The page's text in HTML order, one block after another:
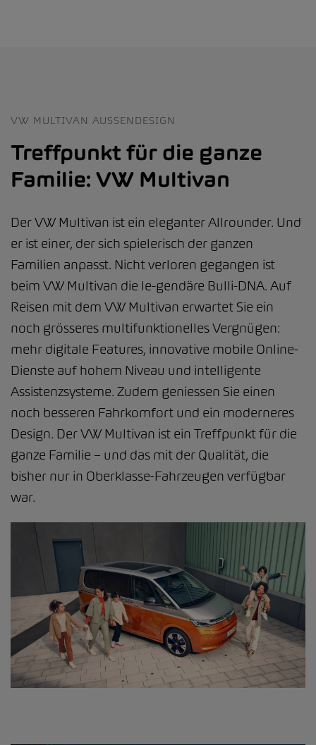
VW MULTIVAN AUSSENDESIGN
Treffpunkt für die ganze
Familie: VW Multivan
Der VW Multivan ist ein eleganter Allrounder. Und
er ist einer, der sich spielerisch der ganzen
Familien anpasst. Nicht verloren gegangen ist
beim VW Multivan die le-gendäre Bulli-DNA. Auf
Reisen mit dem VW Multivan erwartet Sie ein
noch grösseres multifunktionelles Vergnügen:
mehr digitale Features, innovative mobile Online-
Dienste auf hohem Niveau und intelligente
Assistenzsysteme. Zudem geniessen Sie einen
noch besseren Fahrkomfort und ein moderneres
Design. Der VW Multivan ist ein Treffpunkt für die
ganze Familie – und das mit der Qualität, die
bisher nur in Oberklasse-Fahrzeugen verfügbar
war.